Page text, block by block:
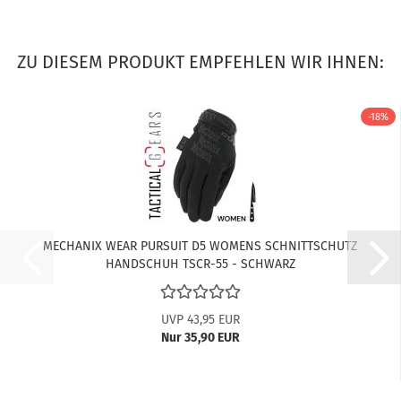
ZU DIESEM PRODUKT EMPFEHLEN WIR IHNEN:
-18%
MECHANIX WEAR PURSUIT D5 WOMENS SCHNITTSCHUTZ
HANDSCHUH TSCR-55 - SCHWARZ
UVP 43,95 EUR
Nur 35,90 EUR